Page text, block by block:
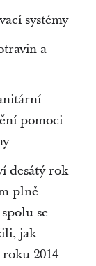
systémy
a
pomoci
desátý rok
plně
se
jak
2014